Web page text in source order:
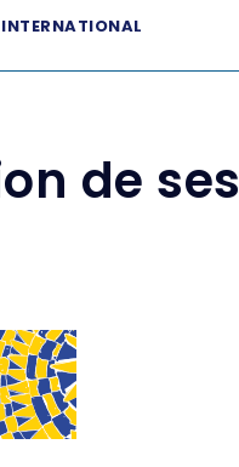
INTERNATIONAL
de ses